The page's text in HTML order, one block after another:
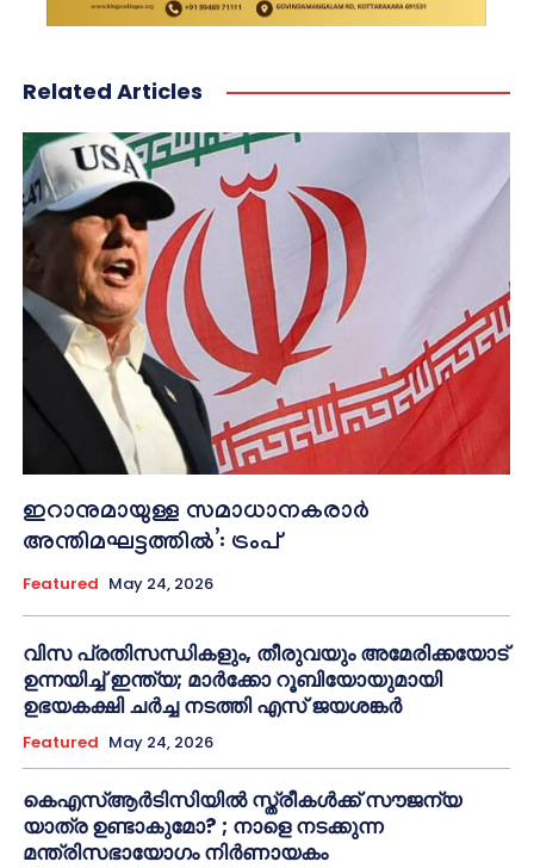
Related Articles
ഇറാനുമായുള്ള സമാധാനകരാർ
അന്തിമഘട്ടത്തിൽ‌’: ട്രംപ്
Featured May 24, 2026
വിസ പ്രതിസന്ധികളും, തീരുവയും അമേരിക്കയോട്
ഉന്നയിച്ച് ഇന്ത്യ; മാർക്കോ റൂബിയോയുമായി
ഉഭയകക്ഷി ചർച്ച നടത്തി എസ് ജയശങ്കർ
Featured May 24, 2026
കെഎസ്ആർടിസിയിൽ സ്ത്രീകൾക്ക് സൗജന്യ
യാത്ര ഉണ്ടാകുമോ? ; നാളെ നടക്കുന്ന
മന്ത്രിസഭായോഗം നിർണായകം